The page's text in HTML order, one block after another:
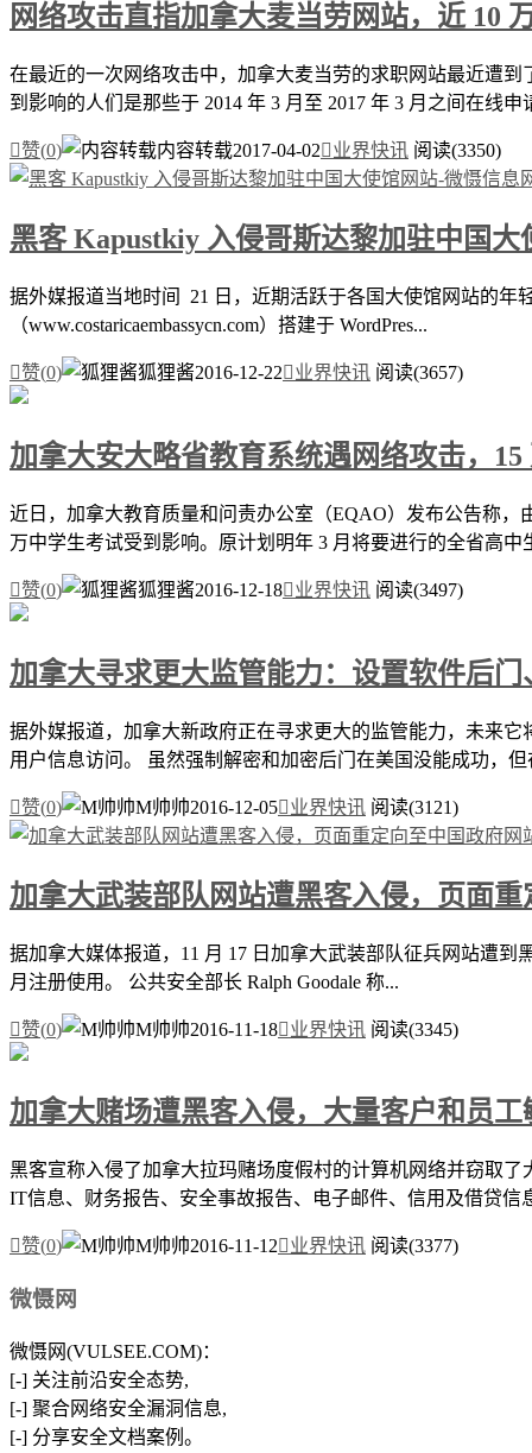
网络攻击直指加拿大麦当劳网站，近 10
在最近的一次网络攻击中，加拿大麦当劳的求职网站最近遭
到影响的人们是那些于 2014 年 3 月至 2017 年 3 月之间在线申
赞(0) 内容转载2017-04-02业界快讯 阅读(3350)
黑客 Kapustkiy 入侵哥斯达黎加驻中国大
据外媒报道当地时间 21 日，近期活跃于各国大使馆网站的年
（www.costaricaembassycn.com）搭建于 WordPres...
赞(0) 狐狸酱2016-12-22业界快讯 阅读(3657)
加拿大安大略省教育系统遇网络攻击，
近日，加拿大教育质量和问责办公室（EQAO）发布公告称
万中学生考试受到影响。原计划明年 3 月将要进行的全省高中
赞(0) 狐狸酱2016-12-18业界快讯 阅读(3497)
加拿大寻求更大监管能力：设置软件后
据外媒报道，加拿大新政府正在寻求更大的监管能力，未来
用户信息访问。 虽然强制解密和加密后门在美国没能成功，但
赞(0) M帅帅2016-12-05业界快讯 阅读(3121)
加拿大武装部队网站遭黑客入侵，页面
据加拿大媒体报道，11 月 17 日加拿大武装部队征兵网站遭到
月注册使用。 公共安全部长 Ralph Goodale 称...
赞(0) M帅帅2016-11-18业界快讯 阅读(3345)
加拿大赌场遭黑客入侵，大量客户和员
黑客宣称入侵了加拿大拉玛赌场度假村的计算机网络并窃取
IT信息、财务报告、安全事故报告、电子邮件、信用及借贷信
赞(0) M帅帅2016-11-12业界快讯 阅读(3377)
微慑网
微慑网(VULSEE.COM)：
[-] 关注前沿安全态势,
[-] 聚合网络安全漏洞信息,
[-] 分享安全文档案例。